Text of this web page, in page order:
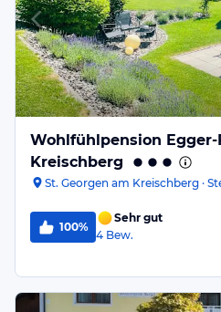
Wohlfühlpension Egger-
Kreischberg
St. Georgen am Kreischberg ·
100%
Sehr gut
4 Bew.